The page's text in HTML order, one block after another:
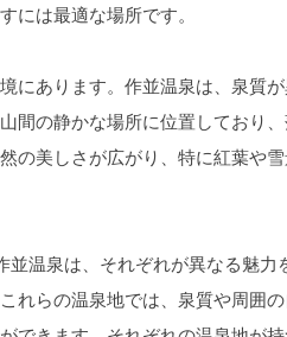
は最適な場所です。
にあります。作並温泉は、泉質
間の静かな場所に位置しており
の美しさが広がり、特に紅葉や
温泉は、それぞれが異なる魅力
れらの温泉地では、泉質や周囲の